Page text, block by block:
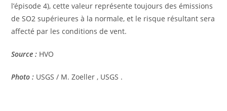
l’épisode 4), cette valeur représente toujours des émissions
de SO2 supérieures à la normale, et le risque résultant sera
affecté par les conditions de vent.
Source : HVO
Photo : USGS / M. Zoeller , USGS .